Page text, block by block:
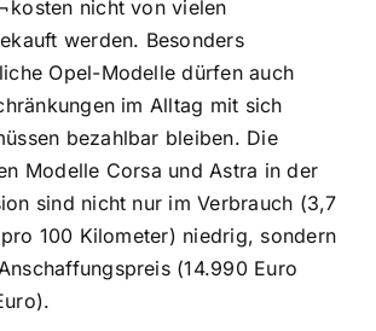
nicht von vielen
werden. Besonders
Opel-Modelle dürfen auch
im Alltag mit sich
bezahlbar bleiben. Die
Modelle Corsa und Astra in der
sind nicht nur im Verbrauch (3,7
100 Kilometer) niedrig, sondern
(14.990 Euro